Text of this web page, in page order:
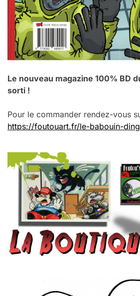
Le nouveau magazine 100% BD
sorti !
Pour le commander rendez-vous
https://foutouart.fr/le-babouin-